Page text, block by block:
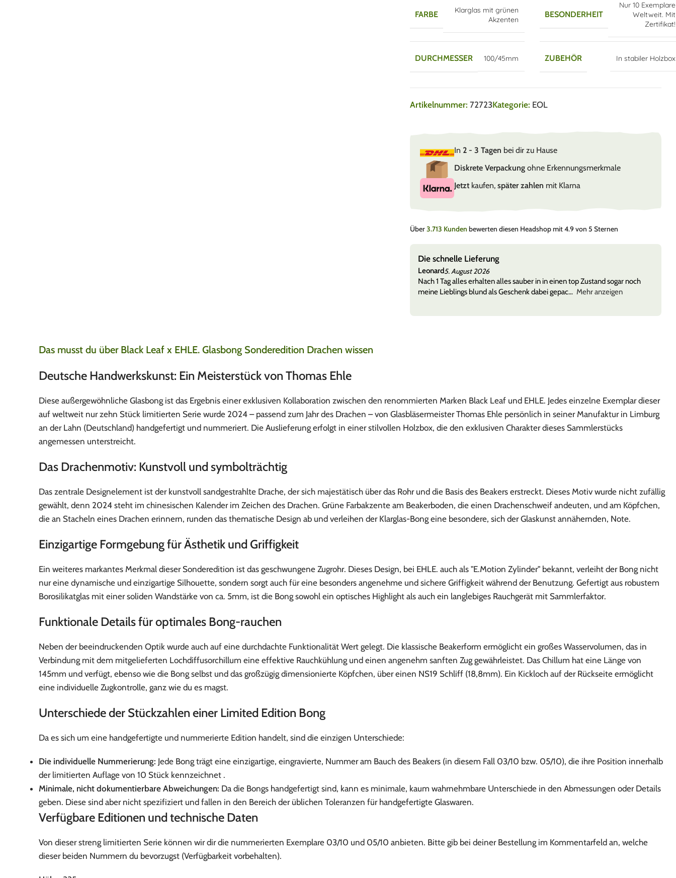
FARBE
Klarglas mit grünen
Akzenten
BESONDERHEIT
Nur 10 Exemplare
Weltweit. Mit
Zertifikat!
DURCHMESSER 100/45mm ZUBEHÖR In stabiler Holzbox
Artikelnummer: 72723Kategorie: EOL
In 2 - 3 Tagen bei dir zu Hause
Diskrete Verpackungohne Erkennungsmerkmale
Jetztkaufen, später zahlen mit Klarna
Über3.713 Kunden bewerten diesen Headshop mit 4.9 von 5 Sternen
Die schnelle Lieferung
Leonard5. August 2026
Nach 1 Tag alles erhalten alles sauber in in einen top Zustand sogar noch
meine Lieblings blund als Geschenk dabei gepac
Mehr anzeigen
Das musst du über Black Leaf x EHLE. Glasbong Sonderedition Drachen wissen
Deutsche Handwerkskunst: Ein Meisterstück von Thomas Ehle
Diese außergewöhnliche Glasbong ist das Ergebnis einer exklusiven Kollaboration zwischen den renommierten Marken Black Leaf und EHLE. Jedes einzelne Exemplar dieser
auf weltweit nur zehn Stück limitierten Serie wurde 2024 – passend zum Jahr des Drachen – von Glasbläsermeister Thomas Ehle persönlich in seiner Manufaktur in Limburg
an der Lahn (Deutschland) handgefertigt und nummeriert. Die Auslieferung erfolgt in einer stilvollen Holzbox, die den exklusiven Charakter dieses Sammlerstücks
angemessen unterstreicht.
Das Drachenmotiv: Kunstvoll und symbolträchtig
Das zentrale Designelement ist der kunstvoll sandgestrahlte Drache, der sich majestätisch über das Rohr und die Basis des Beakers erstreckt. Dieses Motiv wurde nicht zufällig
gewählt, denn 2024 steht im chinesischen Kalender im Zeichen des Drachen. Grüne Farbakzente am Beakerboden, die einen Drachenschweif andeuten, und am Köpfchen,
die an Stacheln eines Drachen erinnern, runden das thematische Design ab und verleihen der Klarglas-Bong eine besondere, sich der Glaskunst annähernden, Note.
Einzigartige Formgebung für Ästhetik und Griffigkeit
Ein weiteres markantes Merkmal dieser Sonderedition ist das geschwungene Zugrohr. Dieses Design, bei EHLE. auch als "E.Motion Zylinder" bekannt, verleiht der Bong nicht
nur eine dynamische und einzigartige Silhouette, sondern sorgt auch für eine besonders angenehme und sichere Griffigkeit während der Benutzung. Gefertigt aus robustem
Borosilikatglas mit einer soliden Wandstärke von ca. 5mm, ist die Bong sowohl ein optisches Highlight als auch ein langlebiges Rauchgerät mit Sammlerfaktor.
Funktionale Details für optimales Bong-rauchen
Neben der beeindruckenden Optik wurde auch auf eine durchdachte Funktionalität Wert gelegt. Die klassische Beakerform ermöglicht ein großes Wasservolumen, das in
Verbindung mit dem mitgelieferten Lochdiffusorchillum eine effektive Rauchkühlung und einen angenehm sanften Zug gewährleistet. Das Chillum hat eine Länge von
145mm und verfügt, ebenso wie die Bong selbst und das großzügig dimensionierte Köpfchen, über einen NS19 Schliff (18,8mm). Ein Kickloch auf der Rückseite ermöglicht
eine individuelle Zugkontrolle, ganz wie du es magst.
Unterschiede der Stückzahlen einer Limited Edition Bong
Da es sich um eine handgefertigte und nummerierte Edition handelt, sind die einzigen Unterschiede:
Die individuelle Nummerierung: Jede Bong trägt eine einzigartige, eingravierte, Nummer am Bauch des Beakers (in diesem Fall 03/10 bzw. 05/10), die ihre Position innerhalb
der limitierten Auflage von 10 Stück kennzeichnet .
Minimale, nicht dokumentierbare Abweichungen: Da die Bongs handgefertigt sind, kann es minimale, kaum wahrnehmbare Unterschiede in den Abmessungen oder Details
geben. Diese sind aber nicht spezifiziert und fallen in den Bereich der üblichen Toleranzen für handgefertigte Glaswaren.
Verfügbare Editionen und technische Daten
Von dieser streng limitierten Serie können wir dir die nummerierten Exemplare 03/10 und 05/10 anbieten. Bitte gib bei deiner Bestellung im Kommentarfeld an, welche
dieser beiden Nummern du bevorzugst (Verfügbarkeit vorbehalten).